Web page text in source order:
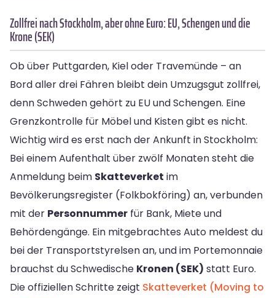
Zollfrei nach Stockholm, aber ohne Euro: EU, Schengen und die
Krone (SEK)
Ob über Puttgarden, Kiel oder Travemünde – an
Bord aller drei Fähren bleibt dein Umzugsgut zollfrei,
denn Schweden gehört zu EU und Schengen. Eine
Grenzkontrolle für Möbel und Kisten gibt es nicht.
Wichtig wird es erst nach der Ankunft in Stockholm:
Bei einem Aufenthalt über zwölf Monaten steht die
Anmeldung beim Skatteverket im
Bevölkerungsregister (Folkbokföring) an, verbunden
mit der Personnummer für Bank, Miete und
Behördengänge. Ein mitgebrachtes Auto meldest du
bei der Transportstyrelsen an, und im Portemonnaie
brauchst du Schwedische Kronen (SEK) statt Euro.
Die offiziellen Schritte zeigt Skatteverket (Moving to